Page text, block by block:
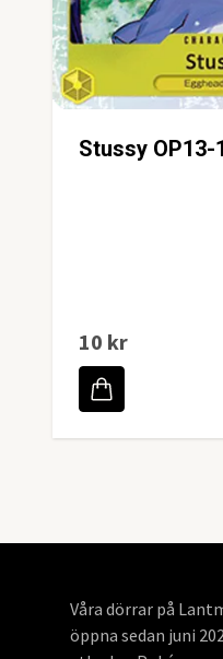
Stussy OP13-
10 kr
Våra dörrar på
öppna sedan juni